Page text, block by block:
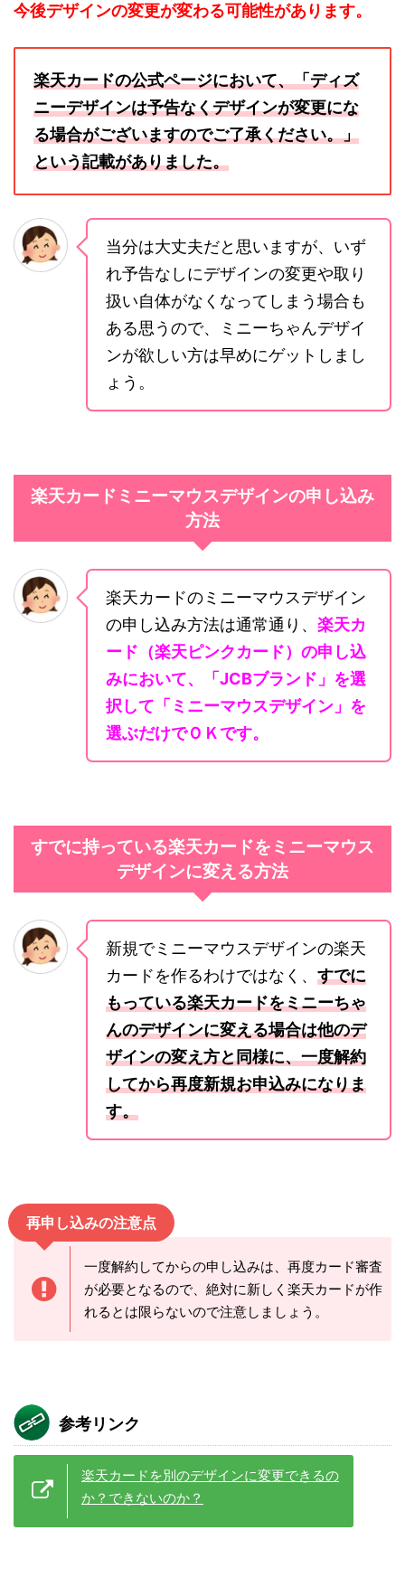
今後デザインの変更が変わる可能性があります。
楽天カードの公式ページにおいて、「ディズ
ニーデザインは予告なくデザインが変更にな
る場合がございますのでご了承ください。」
という記載がありました。
当分は大丈夫だと思いますが、いず
れ予告なしにデザインの変更や取り
扱い自体がなくなってしまう場合も
ある思うので、ミニーちゃんデザイ
ンが欲しい方は早めにゲットしまし
ょう。
楽天カードミニーマウスデザインの申し込み
方法
楽天カードのミニーマウスデザイン
の申し込み方法は通常通り、 楽天カ
ード（楽天ピンクカード）の申し込
みにおいて、「JCBブランド」を選
択して「ミニーマウスデザイン」を
選ぶだけでＯＫです。
すでに持っている楽天カードをミニーマウス
デザインに変える方法
新規でミニーマウスデザインの楽天
カードを作るわけではなく、 すでに
もっている楽天カードをミニーちゃ
んのデザインに変える場合は他のデ
ザインの変え方と同様に、一度解約
してから再度新規お申込みになりま
す。
再申し込みの注意点
一度解約してからの申し込みは、再度カード審査
が必要となるので、絶対に新しく楽天カードが作
れるとは限らないので注意しましょう。
参考リンク
楽天カードを別のデザインに変更できるの
か？できないのか？